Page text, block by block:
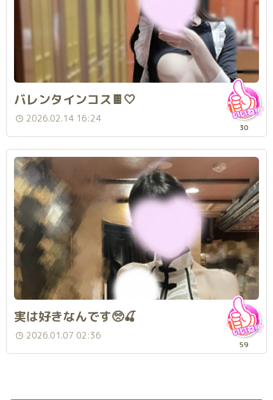
バレンタインコス🍫🤍
2026.02.14 16:24
30
実は好きなんです🥺🍒
2026.01.07 02:36
59